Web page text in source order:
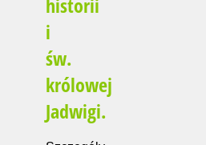
i
św.
królowej
Jadwigi.